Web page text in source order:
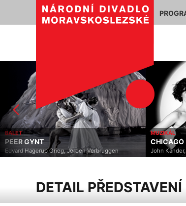
BALET
PEER GYNT
Edvard Hagerup Grieg, Jeroen Verbruggen
MUZIKÁL
CHICAGO
John
DETAIL PŘEDSTAVENÍ